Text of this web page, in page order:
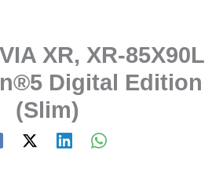
XR, XR-85X90L
Digital Edition
(Slim)